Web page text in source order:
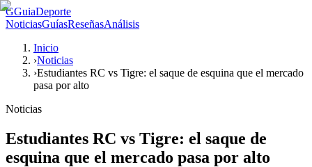
GGuiaDeporte
NoticiasGuíasReseñasAnálisis
Inicio
›Noticias
›Estudiantes RC vs Tigre: el saque de esquina que el mercado
pasa por alto
Noticias
Estudiantes RC vs Tigre: el saque de
esquina que el mercado pasa por alto